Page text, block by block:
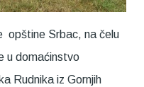
opštine Srbac, na čelu
u domaćinstvo
Rudnika iz Gornjih